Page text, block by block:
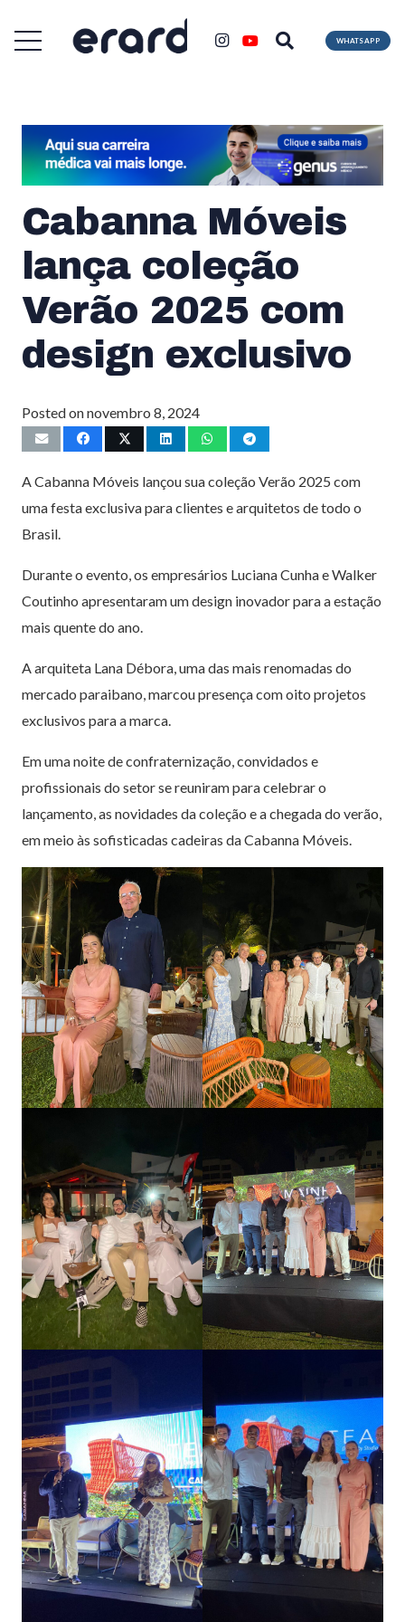
WHATSAPP
Cabanna Móveis
lança coleção
Verão 2025 com
design exclusivo
Posted onnovembro 8, 2024
A Cabanna Móveis lançou sua coleção Verão 2025 com
uma festa exclusiva para clientes e arquitetos de todo o
Brasil.
Durante o evento, os empresários Luciana Cunha e Walker
Coutinho apresentaram um design inovador para a estação
mais quente do ano.
A arquiteta Lana Débora, uma das mais renomadas do
mercado paraibano, marcou presença com oito projetos
exclusivos para a marca.
Em uma noite de confraternização, convidados e
profissionais do setor se reuniram para celebrar o
lançamento, as novidades da coleção e a chegada do verão,
em meio às sofisticadas cadeiras da Cabanna Móveis.